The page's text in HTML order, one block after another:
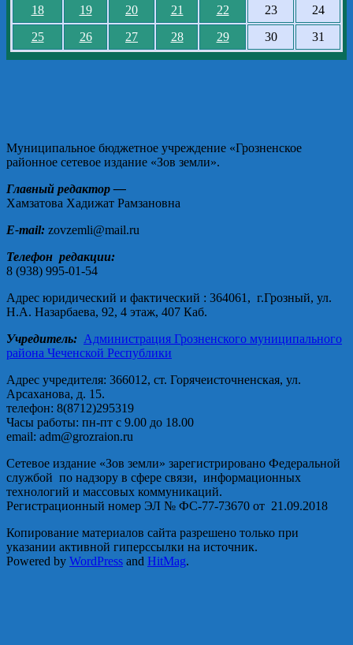
18
19 20 21 22 23
24
25
26 27 28 29 30 31
Муниципальное бюджетное учреждение «Грозненское
районное сетевое издание «Зов земли».
Главный редактор —
Хамзатова Хадижат Рамзановна
E-mail: zovzemli@mail.ru
Телефон редакции:
8 (938) 995-01-54
Адрес юридический и фактический : 364061, г.Грозный, ул.
Н.А. Назарбаева, 92, 4 этаж, 407 Каб.
Учредитель: Администрация Грозненского муниципального
района Чеченской Республики
Адрес учредителя: 366012, ст. Горячеисточненская, ул.
Арсаханова, д. 15.
телефон: 8(8712)295319
Часы работы: пн-пт с 9.00 до 18.00
email: adm@grozraion.ru
Сетевое издание «Зов земли» зарегистрировано Федеральной
службой по надзору в сфере связи, информационных
технологий и массовых коммуникаций.
Регистрационный номер ЭЛ № ФС-77-73670 от 21.09.2018
Копирование материалов сайта разрешено только при
указании активной гиперссылки на источник.
Powered by WordPress and HitMag.